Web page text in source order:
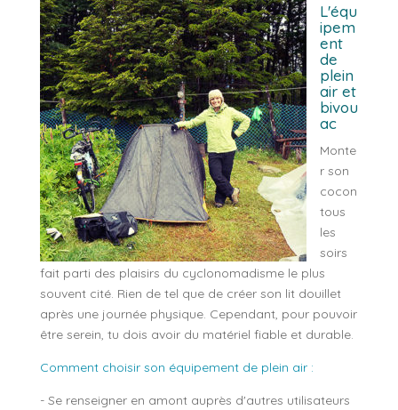
L'équ
ipem
ent
de
plein
air et
bivou
ac
Monte
r son
cocon
tous
les
soirs
fait parti des plaisirs du cyclonomadisme le plus
souvent cité. Rien de tel que de créer son lit douillet
après une journée physique. Cependant, pour pouvoir
être serein, tu dois avoir du matériel fiable et durable.
Comment choisir son équipement de plein air :
- Se renseigner en amont auprès d'autres utilisateurs